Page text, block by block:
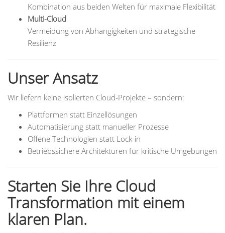
Kombination aus beiden Welten für maximale Flexibilität
Multi-Cloud
Vermeidung von Abhängigkeiten und strategische
Resilienz
Unser Ansatz
Wir liefern keine isolierten Cloud-Projekte – sondern:
Plattformen statt Einzellösungen
Automatisierung statt manueller Prozesse
Offene Technologien statt Lock-in
Betriebssichere Architekturen für kritische Umgebungen
Starten Sie Ihre Cloud
Transformation mit einem
klaren Plan.